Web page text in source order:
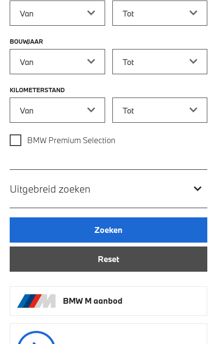
BOUWJAAR
KILOMETERSTAND
BMW Premium Selection
Uitgebreid zoeken
Reset
Zoeken
BMW M aanbod